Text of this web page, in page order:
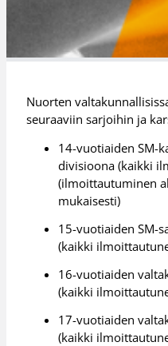
Nuorten
seuraaviin sarjoihin ja
14-vuotiaiden SM-
divisioona (kaikki
(ilmoittautuminen
mukaisesti)
15-vuotiaiden SM-
(kaikki
16-vuotiaiden
(kaikki
17-vuotiaiden
(kaikki